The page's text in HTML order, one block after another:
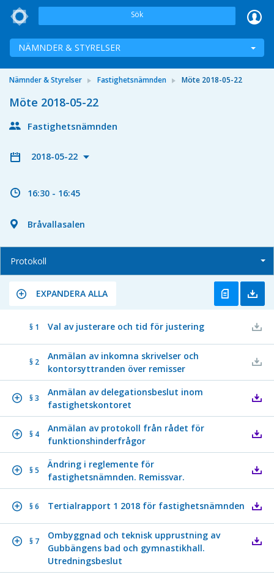
Sök
NÄMNDER & STYRELSER
Nämnder & Styrelser Fastighetsnämnden Möte 2018-05-22
Möte 2018-05-22
Fastighetsnämnden
2018-05-22
16:30 - 16:45
Bråvallasalen
Protokoll
EXPANDERA ALLA
§ 1 Val av justerare och tid för justering
§ 2
Anmälan av inkomna skrivelser och
kontorsyttranden över remisser
§ 3
Anmälan av delegationsbeslut inom
fastighetskontoret
§ 4
Anmälan av protokoll från rådet för
funktionshinderfrågor
§ 5
Ändring i reglemente för
fastighetsnämnden. Remissvar.
§ 6 Tertialrapport 1 2018 för fastighetsnämnden
§ 7
Ombyggnad och teknisk upprustning av
Gubbängens bad och gymnastikhall.
Utredningsbeslut